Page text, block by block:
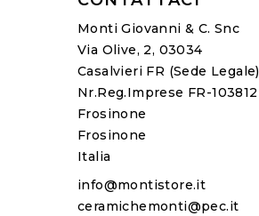
Monti Giovanni & C. Snc
Via Olive, 2, 03034
Casalvieri FR (sede Legale)
Nr.Reg.Imprese FR-103812
Frosinone
Frosinone
Italia
info@montistore.it
ceramichemonti@pec.it